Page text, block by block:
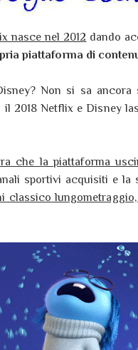
nasce nel 2012 dando
piattaforma di
Non si sa ancora
2018 Netflix e Disney
che la piattaforma
sportivi acquisiti e la
classico